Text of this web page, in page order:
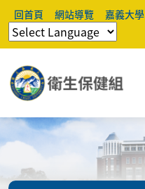
回首頁 網站導覽 嘉義大學